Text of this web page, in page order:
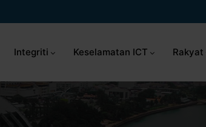
Integriti Keselamatan ICT Rakyat